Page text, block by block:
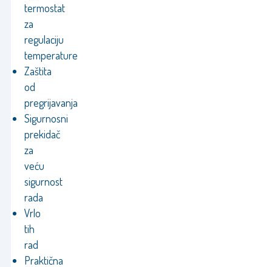
termostat
za
regulaciju
temperature
Zaštita
od
pregrijavanja
Sigurnosni
prekidač
za
veću
sigurnost
rada
Vrlo
tih
rad
Praktična